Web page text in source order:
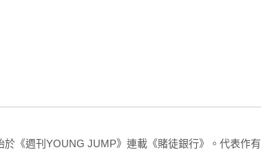
於《週刊YOUNG JUMP》連載《賭徒銀行》。代表作有